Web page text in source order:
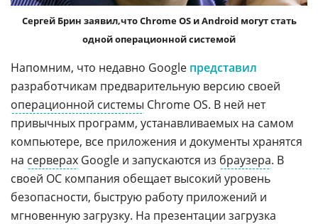
Сергей Брин заявил,что Chrome OS и Android могут стать
одной операционной системой
Напомним, что недавно Google представил
разработчикам предварительную версию своей
операционной системы Chrome OS. В ней нет
привычных программ, устанавливаемых на самом
компьютере, все приложения и документы хранятся
на серверах Google и запускаются из браузера. В
своей ОС компания обещает высокий уровень
безопасности, быструю работу приложений и
мгновенную загрузку. На презентации загрузка